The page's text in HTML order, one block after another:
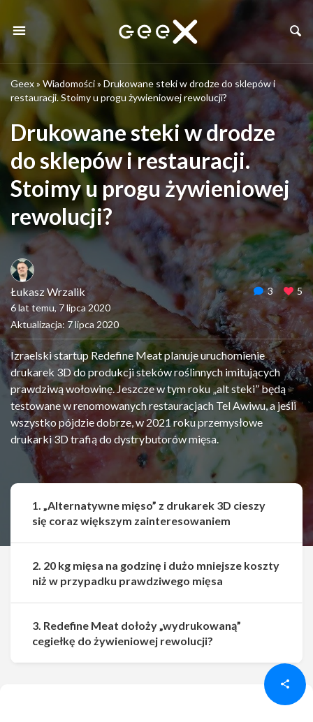
Geex» Wiadomości» Drukowane steki w drodze do sklepów i
restauracji. Stoimy u progu żywieniowej rewolucji?
Drukowane steki w drodze
do sklepów i restauracji.
Stoimy u progu żywieniowej
rewolucji?
Łukasz Wrzalik
6 lat temu, 7 lipca 2020
Aktualizacja: 7 lipca 2020
3 5
Izraelski startup Redefine Meat planuje uruchomienie
drukarek 3D do produkcji steków roślinnych imitujących
prawdziwą wołowinę. Jeszcze w tym roku „alt steki” będą
testowane w renomowanych restauracjach Tel Awiwu, a jeśli
wszystko pójdzie dobrze, w 2021 roku przemysłowe
drukarki 3D trafią do dystrybutorów mięsa.
Udostępnij
1. „Alternatywne mięso” z drukarek 3D cieszy
się coraz większym zainteresowaniem
2. 20 kg mięsa na godzinę i dużo mniejsze koszty
niż w przypadku prawdziwego mięsa
3. Redefine Meat dołoży „wydrukowaną”
cegiełkę do żywieniowej rewolucji?